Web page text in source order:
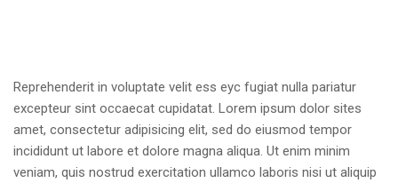
Reprehenderit in voluptate velit ess eyc fugiat nulla pariatur
excepteur sint occaecat cupidatat. Lorem ipsum dolor sites
amet, consectetur adipisicing elit, sed do eiusmod tempor
incididunt ut labore et dolore magna aliqua. Ut enim minim
veniam, quis nostrud exercitation ullamco laboris nisi ut aliquip